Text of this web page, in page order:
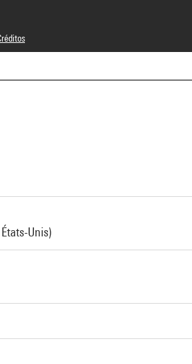
The Josef and Anni Albers Foundation / Adagp, Paris
de la imagen : 4F50466 [2000 CX 0315]
Unis)